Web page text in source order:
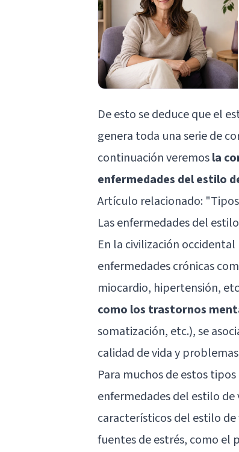
De esto se deduce que el
genera toda una serie de
continuación veremosla
enfermedades del estilo
Artículo relacionado: "
Las enfermedades del
En la civilización
enfermedades crónicas
miocardio, hipertensión,
como los trastornos
somatización, etc.), se
calidad de vida y
Para muchos de estos
enfermedades del estilo de
característicos del estilo
fuentes de estrés, como el